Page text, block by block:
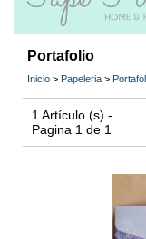
Portafolio
Inicio > Papeleria >
1 Artículo (s) -
Pagina 1 de 1